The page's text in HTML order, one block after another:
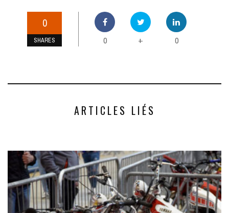
0
SHARES 0 + 0
ARTICLES LIÉS